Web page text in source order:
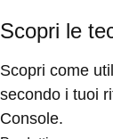
Scopri le
Scopri come
secondo i tuoi
Console.